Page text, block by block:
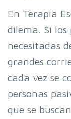
En Terapia
dilema. Si los
necesitadas
grandes
cada vez se
personas
que se